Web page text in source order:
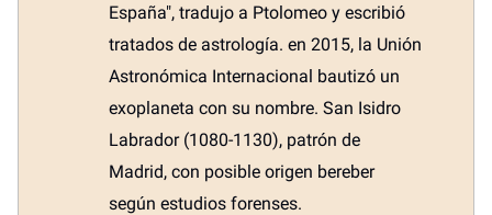
España", tradujo a Ptolomeo y escribió
tratados de astrología. en 2015, la Unión
Astronómica Internacional bautizó un
exoplaneta con su nombre. San Isidro
Labrador (1080-1130), patrón de
Madrid, con posible origen bereber
según estudios forenses.